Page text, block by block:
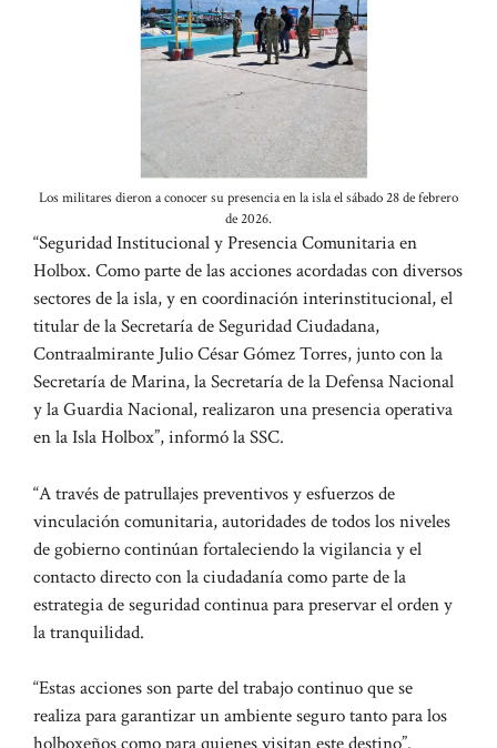
Los militares dieron a conocer su presencia en la isla el sábado 28 de febrero
de 2026.
“Seguridad Institucional y Presencia Comunitaria en
Holbox. Como parte de las acciones acordadas con diversos
sectores de la isla, y en coordinación interinstitucional, el
titular de la Secretaría de Seguridad Ciudadana,
Contraalmirante Julio César Gómez Torres, junto con la
Secretaría de Marina, la Secretaría de la Defensa Nacional
y la Guardia Nacional, realizaron una presencia operativa
en la Isla Holbox”, informó la SSC.
“A través de patrullajes preventivos y esfuerzos de
vinculación comunitaria, autoridades de todos los niveles
de gobierno continúan fortaleciendo la vigilancia y el
contacto directo con la ciudadanía como parte de la
estrategia de seguridad continua para preservar el orden y
la tranquilidad.
“Estas acciones son parte del trabajo continuo que se
realiza para garantizar un ambiente seguro tanto para los